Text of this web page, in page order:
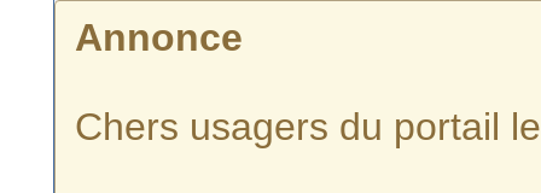
Annonce
Chers usagers du portail